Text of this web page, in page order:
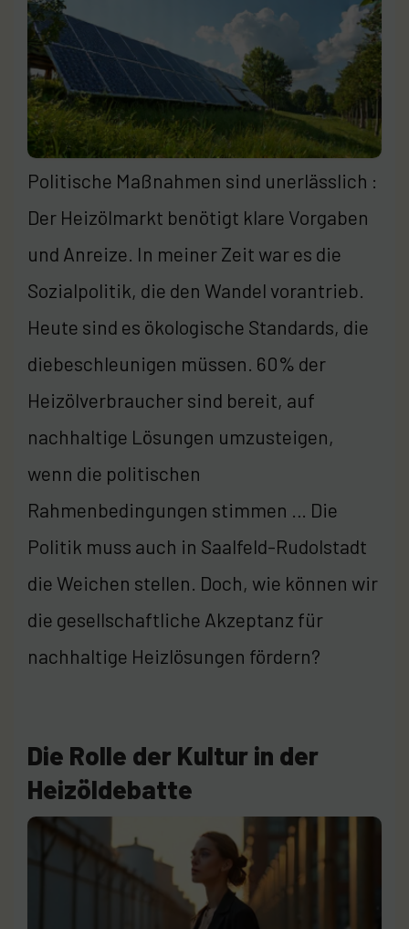
Politische Maßnahmen sind unerlässlich :
Der Heizölmarkt benötigt klare Vorgaben
und Anreize. In meiner Zeit war es die
Sozialpolitik, die den Wandel vorantrieb.
Heute sind es ökologische Standards, die
diebeschleunigen müssen. 60% der
Heizölverbraucher sind bereit, auf
nachhaltige Lösungen umzusteigen,
wenn die politischen
Rahmenbedingungen stimmen … Die
Politik muss auch in Saalfeld-Rudolstadt
die Weichen stellen. Doch, wie können wir
die gesellschaftliche Akzeptanz für
nachhaltige Heizlösungen fördern?
Die Rolle der Kultur in der
Heizöldebatte